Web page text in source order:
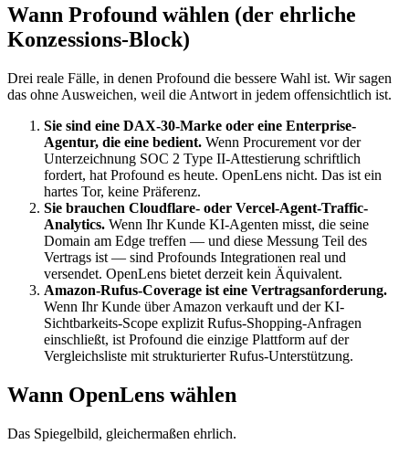
Wann Profound wählen (der ehrliche
Konzessions-Block)
Drei reale Fälle, in denen Profound die bessere Wahl ist. Wir sagen
das ohne Ausweichen, weil die Antwort in jedem offensichtlich ist.
Sie sind eine DAX-30-Marke oder eine Enterprise-
Agentur, die eine bedient. Wenn Procurement vor der
Unterzeichnung SOC 2 Type II-Attestierung schriftlich
fordert, hat Profound es heute. OpenLens nicht. Das ist ein
hartes Tor, keine Präferenz.
Sie brauchen Cloudflare- oder Vercel-Agent-Traffic-
Analytics. Wenn Ihr Kunde KI-Agenten misst, die seine
Domain am Edge treffen — und diese Messung Teil des
Vertrags ist — sind Profounds Integrationen real und
versendet. OpenLens bietet derzeit kein Äquivalent.
Amazon-Rufus-Coverage ist eine Vertragsanforderung.
Wenn Ihr Kunde über Amazon verkauft und der KI-
Sichtbarkeits-Scope explizit Rufus-Shopping-Anfragen
einschließt, ist Profound die einzige Plattform auf der
Vergleichsliste mit strukturierter Rufus-Unterstützung.
Wann OpenLens wählen
Das Spiegelbild, gleichermaßen ehrlich.